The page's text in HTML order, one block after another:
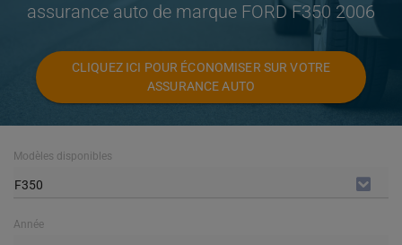
assurance auto de marque FORD F350 2006
CLIQUEZ ICI POUR ÉCONOMISER SUR VOTRE
ASSURANCE AUTO
Modèles disponibles
F350
Année